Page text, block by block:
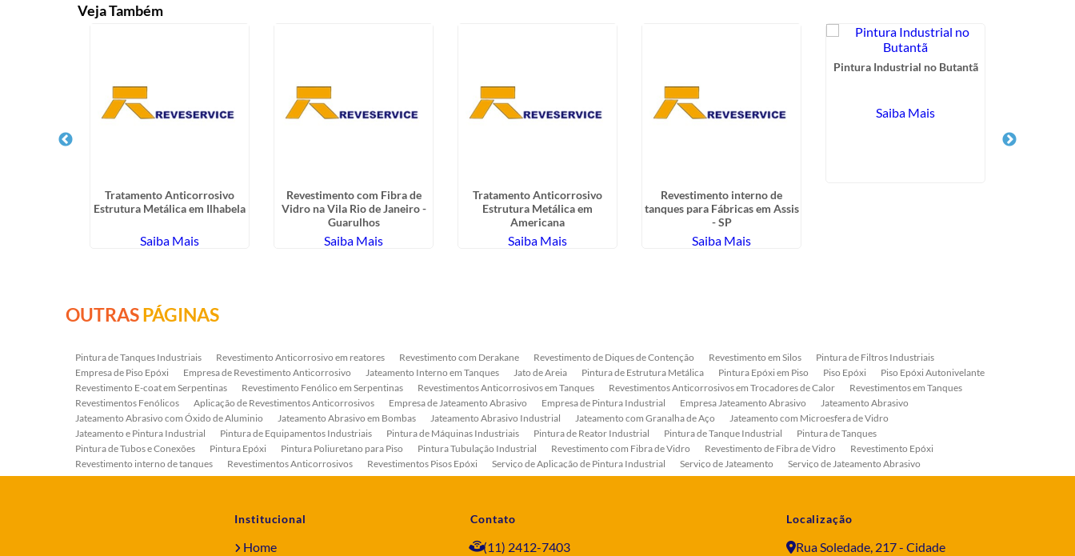
Veja Também
Tratamento Anticorrosivo
Estrutura Metálica em Ilhabela
Saiba Mais
Revestimento com Fibra de
Vidro na Vila Rio de Janeiro -
Guarulhos
Saiba Mais
Tratamento Anticorrosivo
Estrutura Metálica em
Americana
Saiba Mais
Revestimento interno de
tanques para Fábricas em Assis
- SP
Saiba Mais
Pintura Industrial no Butantã
Saiba Mais
OUTRASPÁGINAS
Pintura de Tanques Industriais Revestimento Anticorrosivo em reatores Revestimento com Derakane Revestimento de Diques de Contenção Revestimento em Silos
Pintura de Filtros Industriais
Empresa de Piso Epóxi
Empresa de Revestimento Anticorrosivo Jateamento Interno em Tanques Jato de Areia Pintura de Estrutura Metálica Pintura Epóxi em Piso Piso Epóxi
Piso Epóxi Autonivelante
Revestimento E-coat em Serpentinas
Revestimento Fenólico em Serpentinas Revestimentos Anticorrosivos em Tanques Revestimentos Anticorrosivos em Trocadores de Calor
Revestimentos em Tanques
Revestimentos Fenólicos
Aplicação de Revestimentos Anticorrosivos Empresa de Jateamento Abrasivo Empresa de Pintura Industrial Empresa Jateamento Abrasivo
Jateamento Abrasivo
Jateamento Abrasivo com Óxido de Aluminio
Jateamento Abrasivo em Bombas Jateamento Abrasivo Industrial Jateamento com Granalha de Aço
Jateamento com Microesfera de Vidro
Jateamento e Pintura Industrial
Pintura de Equipamentos Industriais Pintura de Máquinas Industriais Pintura de Reator Industrial Pintura de Tanque Industrial
Pintura de Tanques
Pintura de Tubos e Conexões
Pintura Epóxi Pintura Poliuretano para Piso Pintura Tubulação Industrial Revestimento com Fibra de Vidro Revestimento de Fibra de Vidro
Revestimento Epóxi
Revestimento interno de tanques
Revestimentos Anticorrosivos Revestimentos Pisos Epóxi Serviço de Aplicação de Pintura Industrial Serviço de Jateamento
Serviço de Jateamento Abrasivo
Serviço de Jateamento e Pintura
Serviço de Jateamento em Bombas Serviço de Pintura de Bombas Industriais Serviço de Pintura de Tanque Industrial
Serviço de Pintura de Válvulas
Institucional
Home
Contato
(11) 2412-7403
Localização
Rua Soledade, 217 - Cidade